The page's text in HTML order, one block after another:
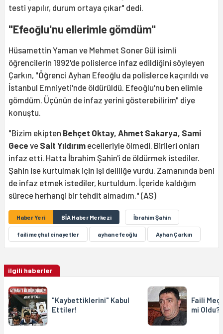
testi yapılır, durum ortaya çıkar" dedi.
"Efeoğlu'nu ellerimle gömdüm"
Hüsamettin Yaman ve Mehmet Soner Gül isimli
öğrencilerin 1992'de polislerce infaz edildiğini söyleyen
Çarkın, "Öğrenci Ayhan Efeoğlu da polislerce kaçırıldı ve
İstanbul Emniyeti'nde öldürüldü. Efeoğlu'nu ben elimle
gömdüm. Üçünün de infaz yerini gösterebilirim" diye
konuştu.
"Bizim ekipten Behçet Oktay, Ahmet Sakarya, Sami
Gece ve Sait Yıldırım ecelleriyle ölmedi. Birileri onları
infaz etti. Hatta İbrahim Şahin'i de öldürmek istediler.
Şahin ise kurtulmak için işi deliliğe vurdu. Zamanında beni
de infaz etmek istediler, kurtuldum. İçeride kaldığım
sürece herhangi bir tehdit almadım." (AS)
Haber Yeri BİA Haber Merkezi İbrahim Şahin
faili meçhul cinayetler ayhan efeoğlu Ayhan Çarkın
ilgili haberler
"Kaybettiklerini" Kabul
Ettiler!
Faili
mi Oldu?